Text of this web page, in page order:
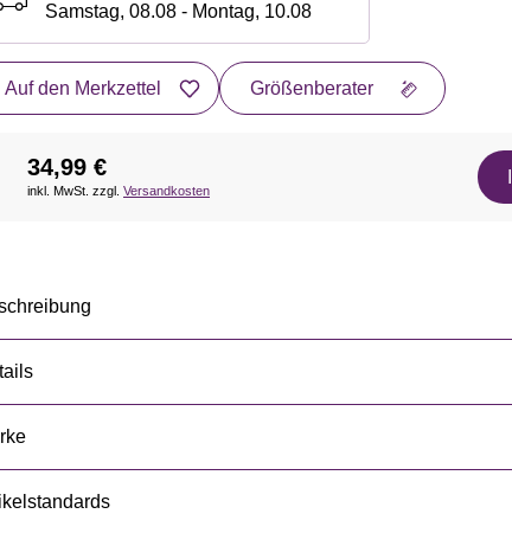
Samstag, 08.08 - Montag, 10.08
Auf den Merkzettel Größenberater
34,99 €
inkl. MwSt. zzgl. Versandkosten